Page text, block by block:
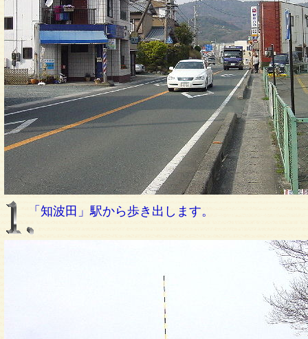
「知波田」駅から歩き出します。